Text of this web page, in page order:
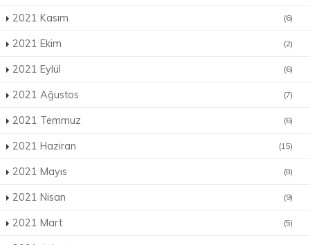
2021 Kasım (6)
2021 Ekim (2)
2021 Eylül (6)
2021 Ağustos (7)
2021 Temmuz (6)
2021 Haziran (15)
2021 Mayıs (8)
2021 Nisan (9)
2021 Mart (5)